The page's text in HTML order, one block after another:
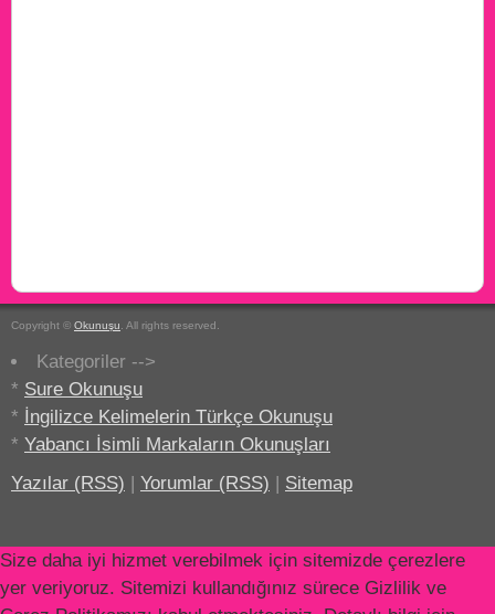
Copyright © Okunuşu . All rights reserved.
Kategoriler -->
* Sure Okunuşu
* İngilizce Kelimelerin Türkçe Okunuşu
* Yabancı İsimli Markaların Okunuşları
Yazılar (RSS) | Yorumlar (RSS) | Sitemap
Size daha iyi hizmet verebilmek için sitemizde çerezlere
yer veriyoruz. Sitemizi kullandığınız sürece Gizlilik ve